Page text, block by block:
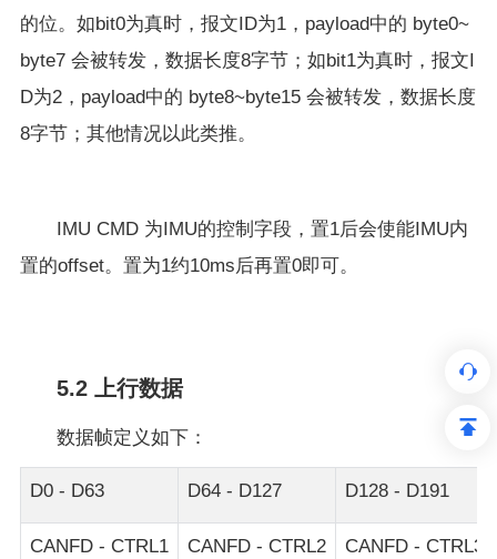
的位。如bit0为真时，报文ID为1，payload中的 byte0~
byte7 会被转发，数据长度8字节；如bit1为真时，报文I
D为2，payload中的 byte8~byte15 会被转发，数据长度
8字节；其他情况以此类推。
IMU CMD 为IMU的控制字段，置1后会使能IMU内
置的offset。置为1约10ms后再置0即可。
5.2 上行数据
数据帧定义如下：
D0 - D63 D64 - D127 D128 - D191
CANFD - CTRL1 CANFD - CTRL2 CANFD - CTRL3